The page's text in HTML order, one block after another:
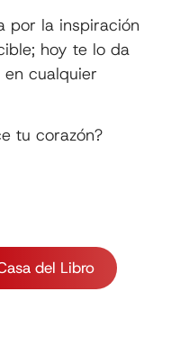
por la inspiración
hoy te lo da
cualquier
tu corazón?
del Libro